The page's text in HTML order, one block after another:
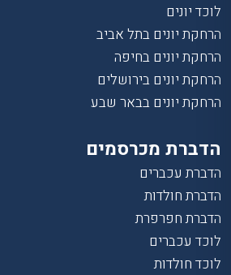
לוכד יונים
הרחקת יונים בתל אביב
הרחקת יונים בחיפה
הרחקת יונים בירושלים
הרחקת יונים בבאר שבע
הדברת מכרסמים
הדברת עכברים
הדברת חולדות
הדברת חפרפרת
לוכד עכברים
לוכד חולדות